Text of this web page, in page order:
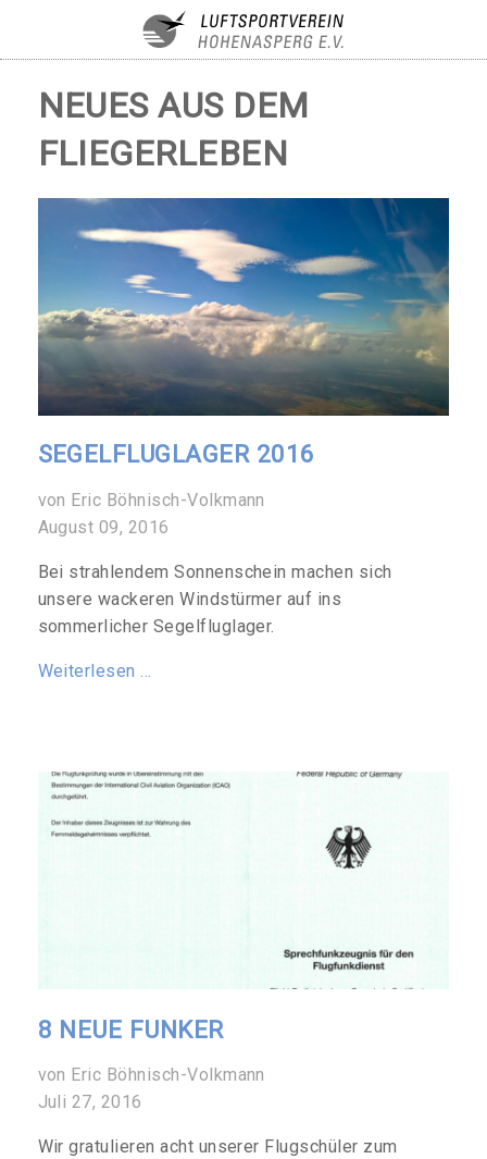
NEUES AUS DEM
FLIEGERLEBEN
SEGELFLUGLAGER 2016
von Eric Böhnisch-Volkmann
August 09, 2016
Bei strahlendem Sonnenschein machen sich
unsere wackeren Windstürmer auf ins
sommerlicher Segelfluglager.
Weiterlesen …
8 NEUE FUNKER
von Eric Böhnisch-Volkmann
Juli 27, 2016
Wir gratulieren acht unserer Flugschüler zum